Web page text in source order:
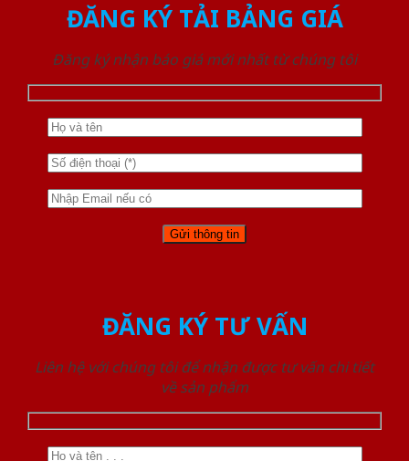
ĐĂNG KÝ TẢI BẢNG GIÁ
Đăng ký nhận báo giá mới nhất từ chúng tôi
ĐĂNG KÝ TƯ VẤN
Liên hệ với chúng tôi để nhận được tư vấn chi tiết
về sản phẩm